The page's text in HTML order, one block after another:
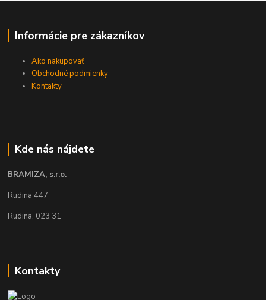
Informácie pre zákazníkov
Ako nakupovať
Obchodné podmienky
Kontakty
Kde nás nájdete
BRAMIZA, s.r.o.
Rudina 447
Rudina, 023 31
Kontakty